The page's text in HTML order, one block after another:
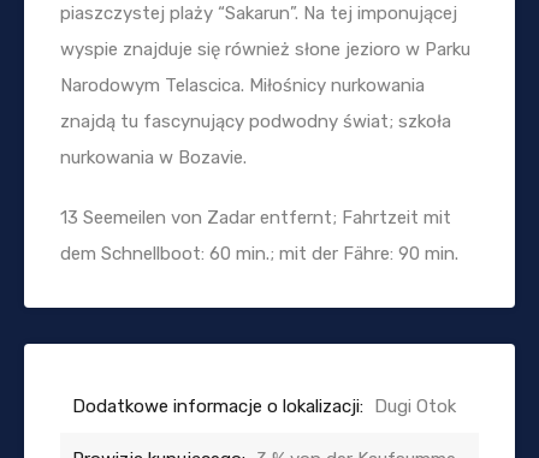
piaszczystej plaży “Sakarun”. Na tej imponującej
wyspie znajduje się również słone jezioro w Parku
Narodowym Telascica. Miłośnicy nurkowania
znajdą tu fascynujący podwodny świat; szkoła
nurkowania w Bozavie.
13 Seemeilen von Zadar entfernt; Fahrtzeit mit
dem Schnellboot: 60 min.; mit der Fähre: 90 min.
Dodatkowe informacje o lokalizacji: Dugi Otok